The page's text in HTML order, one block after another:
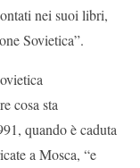
nei suoi libri,
Sovietica”.
cosa sta
quando è caduta
a Mosca, “e